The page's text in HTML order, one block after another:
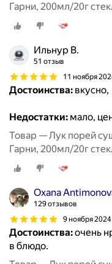
Гарни, 200мл/20г
Ильнур В.
51 отзыв
11 ноября
Достоинства: вкусно,
Недостатки: мало,
Товар — Лук порей
Гарни, 200мл/20г
Oxana
129 отзывов
9 ноября 2024
Достоинства:очень
в блюдо.